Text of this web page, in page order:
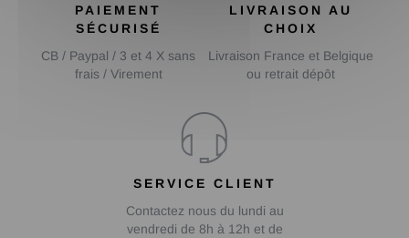
PAIEMENT
SÉCURISÉ
CB / Paypal / 3 et 4 X sans
frais / Virement
LIVRAISON AU
CHOIX
Livraison France et Belgique
ou retrait dépôt
SERVICE CLIENT
Contactez nous du lundi au
vendredi de 8h à 12h et de